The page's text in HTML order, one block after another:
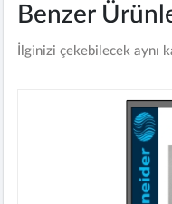
Benzer
İlginizi çekebilecek aynı